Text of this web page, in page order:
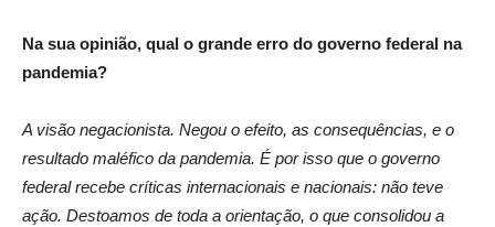
Na sua opinião, qual o grande erro do governo federal na
pandemia?
A visão negacionista. Negou o efeito, as consequências, e o
resultado maléfico da pandemia. É por isso que o governo
federal recebe críticas internacionais e nacionais: não teve
ação. Destoamos de toda a orientação, o que consolidou a